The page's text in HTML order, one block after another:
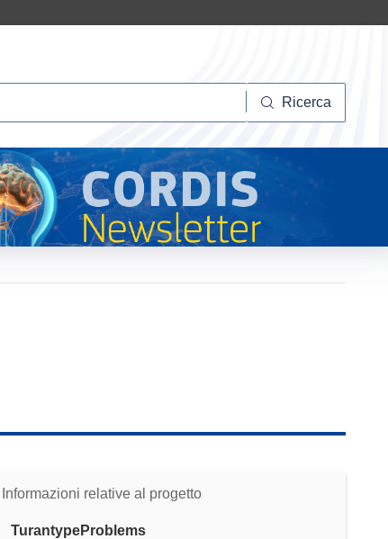
Ricerca
Informazioni relative al progetto
TurantypeProblems